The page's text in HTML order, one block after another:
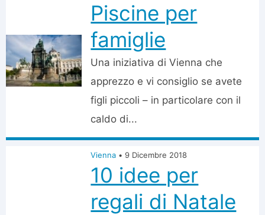
Piscine per
famiglie
Una iniziativa di Vienna che
apprezzo e vi consiglio se avete
figli piccoli – in particolare con il
caldo di...
Vienna • 9 Dicembre 2018
10 idee per
regali di Natale